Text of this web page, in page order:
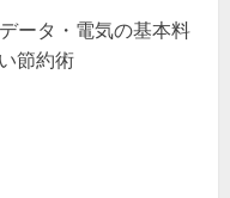
ータ・電気の基本料
節約術